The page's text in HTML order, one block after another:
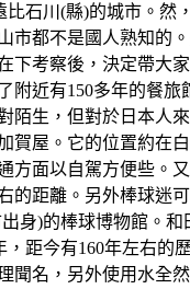
比石川(縣)的城市。然
市都不是國人熟知的
下考察後，決定帶大
附近有150多年的餐
陌生，但對於日本人
賀屋。它的位置約在
方面以自駕方便些。
的距離。另外棒球迷
身)的棒球博物館。和
，距今有160年左右的
聞名，另外使用水全